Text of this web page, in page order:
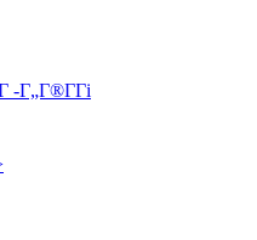
-Г„Г®Г­Гі